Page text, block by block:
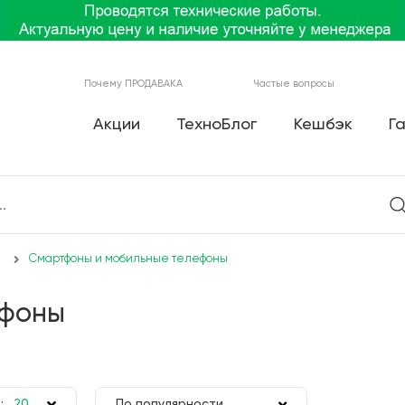
Почему ПРОДАВАКА Частые вопросы
Акции ТехноБлог Кешбэк
Смартфоны и мобильные телефоны